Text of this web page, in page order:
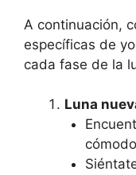
A continuación,
específicas de
cada fase de la
Luna